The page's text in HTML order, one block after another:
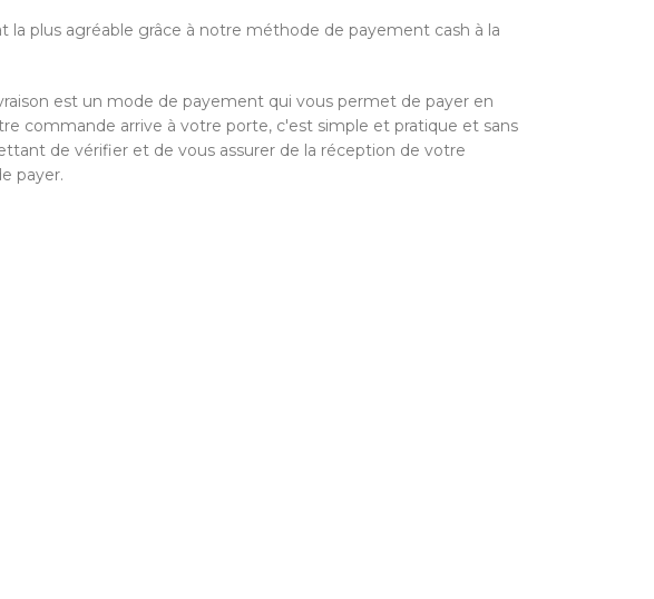
la plus agréable grâce à notre méthode de payement cash à la
est un mode de payement qui vous permet de payer en
commande arrive à votre porte, c'est simple et pratique et sans
de vérifier et de vous assurer de la réception de votre
payer.